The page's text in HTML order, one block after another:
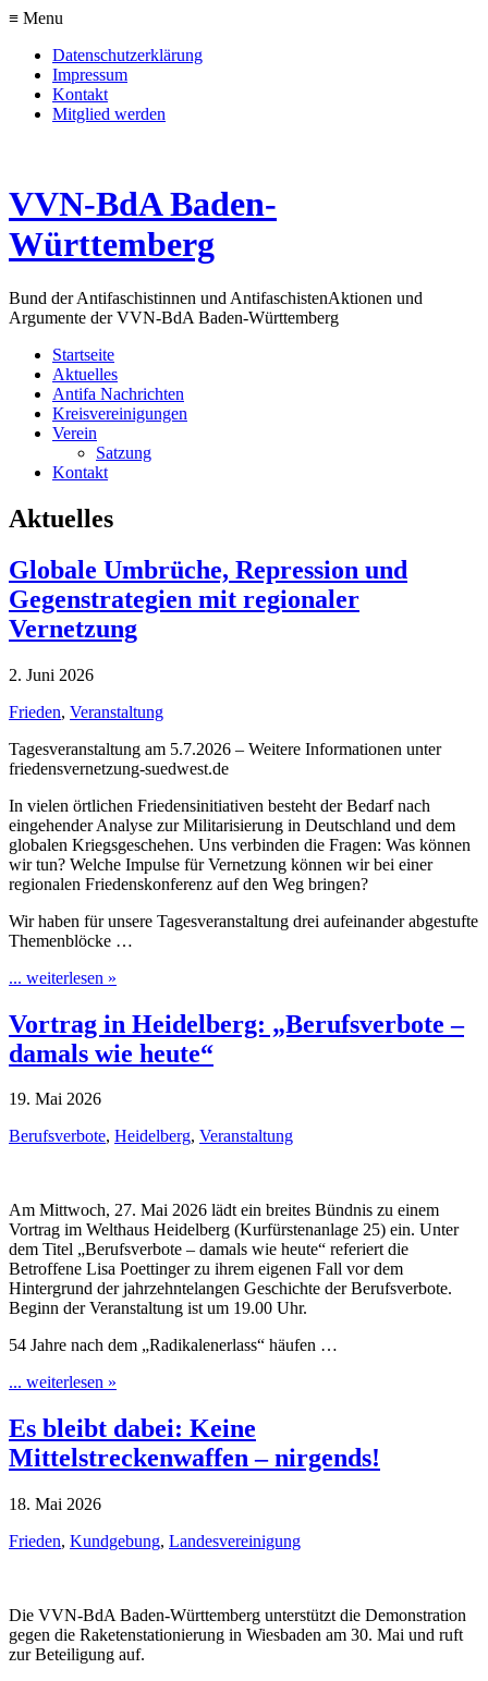
≡ Menu
Datenschutzerklärung
Impressum
Kontakt
Mitglied werden
VVN-BdA Baden-
Württemberg
Bund der Antifaschistinnen und AntifaschistenAktionen und
Argumente der VVN-BdA Baden-Württemberg
Startseite
Aktuelles
Antifa Nachrichten
Kreisvereinigungen
Verein
Satzung
Kontakt
Aktuelles
Globale Umbrüche, Repression und
Gegenstrategien mit regionaler
Vernetzung
2. Juni 2026
Frieden, Veranstaltung
Tagesveranstaltung am 5.7.2026 – Weitere Informationen unter
friedensvernetzung-suedwest.de
In vielen örtlichen Friedensinitiativen besteht der Bedarf nach
eingehender Analyse zur Militarisierung in Deutschland und dem
globalen Kriegsgeschehen. Uns verbinden die Fragen: Was können
wir tun? Welche Impulse für Vernetzung können wir bei einer
regionalen Friedenskonferenz auf den Weg bringen?
Wir haben für unsere Tagesveranstaltung drei aufeinander abgestufte
Themenblöcke …
... weiterlesen »
Vortrag in Heidelberg: „Berufsverbote –
damals wie heute“
19. Mai 2026
Berufsverbote, Heidelberg, Veranstaltung
Am Mittwoch, 27. Mai 2026 lädt ein breites Bündnis zu einem
Vortrag im Welthaus Heidelberg (Kurfürstenanlage 25) ein. Unter
dem Titel „Berufsverbote – damals wie heute“ referiert die
Betroffene Lisa Poettinger zu ihrem eigenen Fall vor dem
Hintergrund der jahrzehntelangen Geschichte der Berufsverbote.
Beginn der Veranstaltung ist um 19.00 Uhr.
54 Jahre nach dem „Radikalenerlass“ häufen …
... weiterlesen »
Es bleibt dabei: Keine
Mittelstreckenwaffen – nirgends!
18. Mai 2026
Frieden, Kundgebung, Landesvereinigung
Die VVN-BdA Baden-Württemberg unterstützt die Demonstration
gegen die Raketenstationierung in Wiesbaden am 30. Mai und ruft
zur Beteiligung auf.